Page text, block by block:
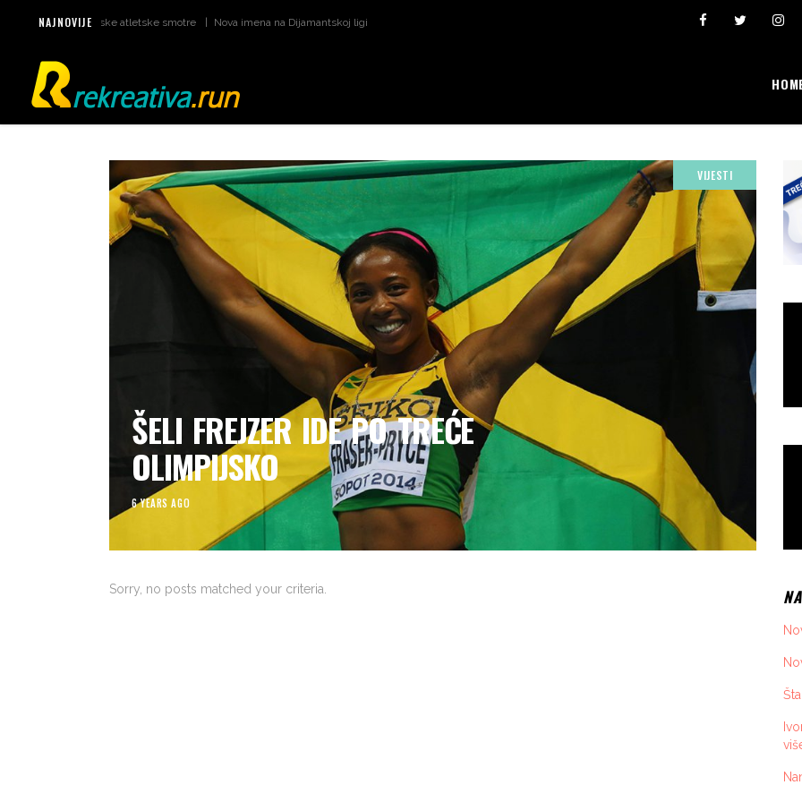
NAJNOVIJE
za svjetske atletske smotre Nova imena na Dijamantskoj ligi u Monaku Ivona Dadić osvojila 6000 bodova u
VIJESTI
ŠELI FREJZER IDE PO TREĆE
OLIMPIJSKO
6 YEARS AGO
Sorry, no posts matched your criteria.